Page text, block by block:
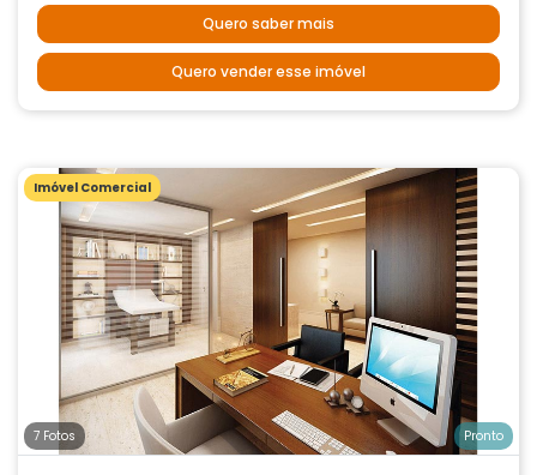
Quero saber mais
Quero vender esse imóvel
Imóvel Comercial
7 Fotos Pronto